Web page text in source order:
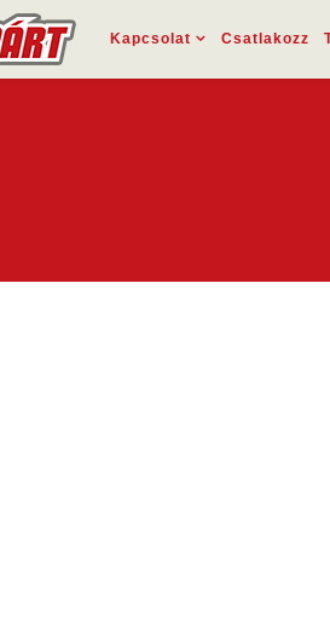
Kapcsolat Csatlakozz